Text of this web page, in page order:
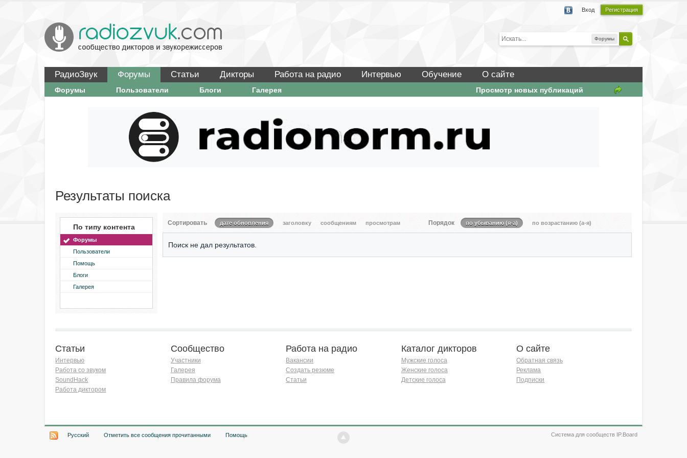
Вход Регистрация
Форумы
РадиоЗвук Форумы Статьи Дикторы Работа на радио Интервью Обучение О сайте
Просмотр новых публикаций
Форумы Пользователи Блоги Галерея
Результаты поиска
По типу контента
Форумы
Пользователи
Помощь
Блоги
Галерея
Сортировать дате обновления заголовку сообщениям просмотрам Порядок по убыванию (я-а) по возрастанию (а-я)
Поиск не дал результатов.
Статьи
Интервью
Работа со звуком
SoundHack
Работа диктором
Сообщество
Участники
Галерея
Правила форума
Работа на радио
Вакансии
Создать резюме
Статьи
Каталог дикторов
Мужские голоса
Женские голоса
Детские голоса
О сайте
Обратная связь
Реклама
Подписки
Русский Отметить все сообщения прочитанными Помощь Система для сообществ IP.Board